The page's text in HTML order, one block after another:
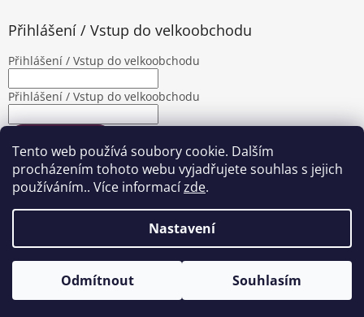
Tento web používá soubory cookie. Dalším
procházením tohoto webu vyjadřujete souhlas s jejich
používáním.. Více informacízde.
Nastavení
Odmítnout Souhlasím
Přihlášení / Vstup do velkoobchodu
Přihlášení / Vstup do velkoobchodu
Přihlášení / Vstup do velkoobchodu
Nová registrace Zapomenuté heslo
Vytvořil Shoptet|Upravila Shopea.cz
Copyright 2026Jalimpex . Všechna práva vyhrazena.